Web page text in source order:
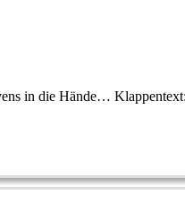
in die Hände…